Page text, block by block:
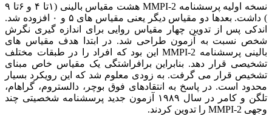
نسخه اولیه پرسشنامه MMPI-2 هشت مقیاس بالینی (۱تا ۴ و ۶تا ۹
) داشت. بعدها دو مقیاس دیگر یعنی مقیاس های ۵ و ۰ افزوده شد.
اندکی پس از تدوین چهار مقیاس روایی برای اندازه گیری نگرش
شخص نسبت به آزمون طراحی شد. در ابتدا هدف مقیاس های
بالینی پرسشنامه MMPI-2 این بود که افراد را در طبقات مختلف
تشخیصی قرار دهد. بنابراین برافراشتگی یک مقیاس خاص مبنای
تشخیص قرار می گرفت. به زودی معلوم شد که این رویکرد بسیار
محدود است. در پاسخ به انتقادهای فوق بوچر، دالستروم، گراهام،
تلگن و کامر در سال ۱۹۸۹ آزمون جدید پرسشنامه شخصیتی چند
وجهی MMPI-2 را تدوین کردند.